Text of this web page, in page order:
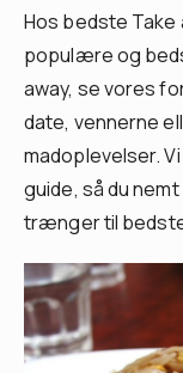
Hos bedste Take
populære og
away, se vores
date, vennerne
madoplevelser.
guide, så du
trænger til